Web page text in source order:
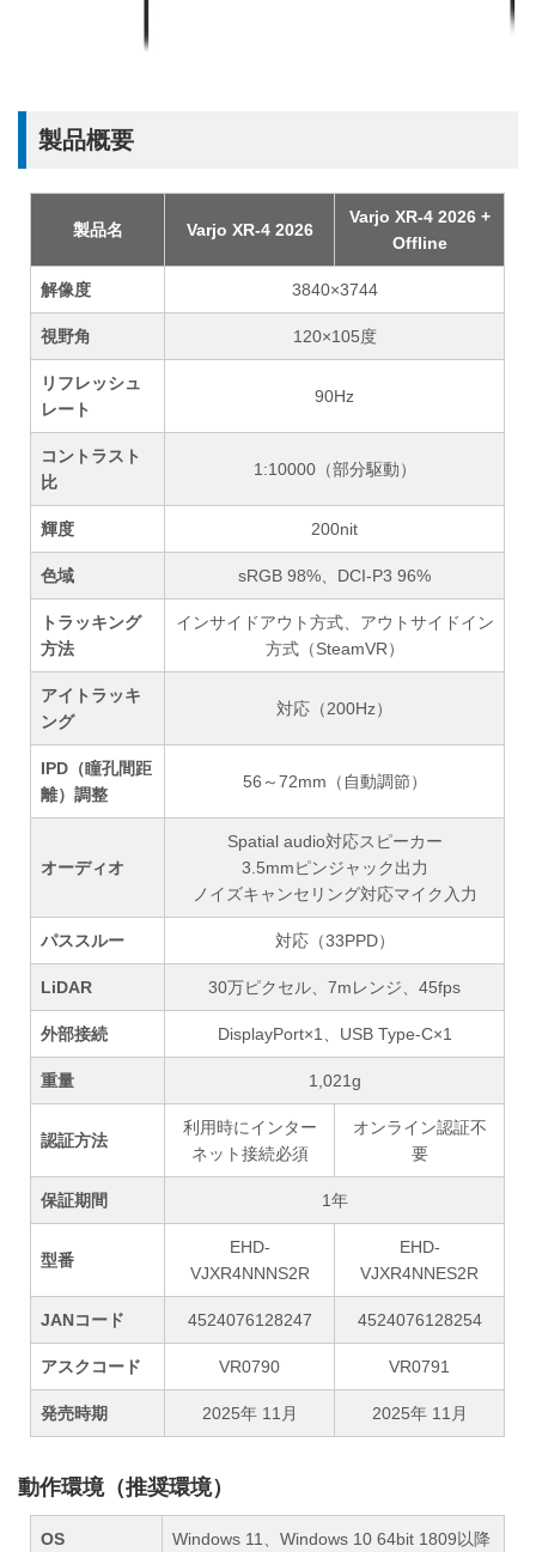
製品概要
製品名 Varjo XR-4 2026
Varjo XR-4 2026 +
Offline
解像度 3840×3744
視野角 120×105度
リフレッシュ
レート
90Hz
コントラスト
比
1:10000（部分駆動）
輝度 200nit
色域 sRGB 98%、DCI-P3 96%
トラッキング
方法
インサイドアウト方式、アウトサイドイン
方式（SteamVR）
アイトラッキ
ング
対応（200Hz）
IPD（瞳孔間距
離）調整
56～72mm（自動調節）
オーディオ
Spatial audio対応スピーカー
3.5mmピンジャック出力
ノイズキャンセリング対応マイク入力
パススルー 対応（33PPD）
LiDAR 30万ピクセル、7mレンジ、45fps
外部接続 DisplayPort×1、USB Type-C×1
重量 1,021g
認証方法
利用時にインター
ネット接続必須
オンライン認証不
要
保証期間 1年
型番
EHD-
VJXR4NNNS2R
EHD-
VJXR4NNES2R
JANコード 4524076128247 4524076128254
アスクコード VR0790 VR0791
発売時期 2025年 11月 2025年 11月
動作環境（推奨環境）
OS Windows 11、Windows 10 64bit 1809以降